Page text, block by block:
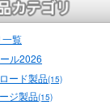
一覧
ル2026
ード製品(15)
ジ製品(15)